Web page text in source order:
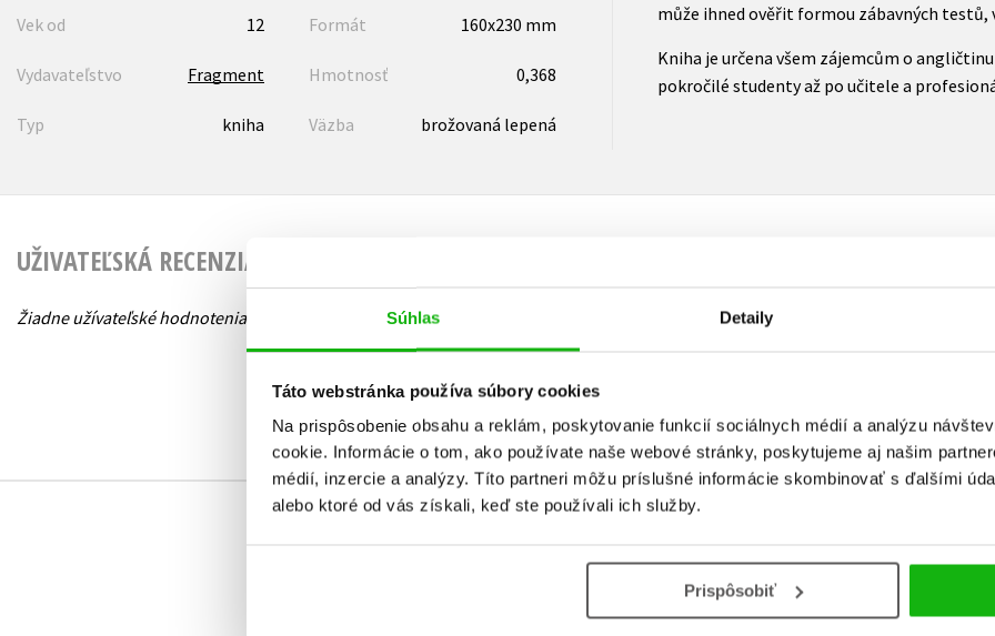
Súhlas Detaily
Táto webstránka používa súbory cookies
Na prispôsobenie obsahu a reklám, poskytovanie funkcií sociálnych médií a analýzu
cookie. Informácie o tom, ako používate naše webové stránky, poskytujeme aj našim
médií, inzercie a analýzy. Títo partneri môžu príslušné informácie skombinovať s ďalšími
alebo ktoré od vás získali, keď ste používali ich služby.
Prispôsobiť
Vek od 12 Formát 160x230 mm
Vydavateľstvo Fragment Hmotnosť 0,368
Typ kniha Väzba brožovaná lepená
může ihned ověřit formou zábavných testů,
Kniha je určena všem zájemcům o
pokročilé studenty až po učitele a
UŽIVATEĽSKÁ RECENZIA
Žiadne užívateľské hodnotenia nie sú dostupné.
Používateľskú recenziu môžu vkladať len registrovaní užívatelia
Prihlásiť